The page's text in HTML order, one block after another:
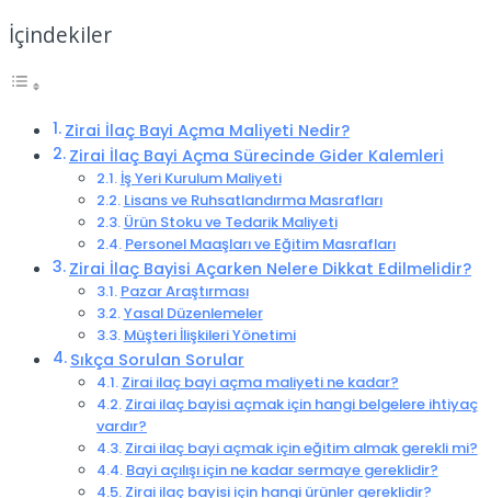
İçindekiler
Zirai İlaç Bayi Açma Maliyeti Nedir?
Zirai İlaç Bayi Açma Sürecinde Gider Kalemleri
İş Yeri Kurulum Maliyeti
Lisans ve Ruhsatlandırma Masrafları
Ürün Stoku ve Tedarik Maliyeti
Personel Maaşları ve Eğitim Masrafları
Zirai İlaç Bayisi Açarken Nelere Dikkat Edilmelidir?
Pazar Araştırması
Yasal Düzenlemeler
Müşteri İlişkileri Yönetimi
Sıkça Sorulan Sorular
Zirai ilaç bayi açma maliyeti ne kadar?
Zirai ilaç bayisi açmak için hangi belgelere ihtiyaç
vardır?
Zirai ilaç bayi açmak için eğitim almak gerekli mi?
Bayi açılışı için ne kadar sermaye gereklidir?
Zirai ilaç bayisi için hangi ürünler gereklidir?